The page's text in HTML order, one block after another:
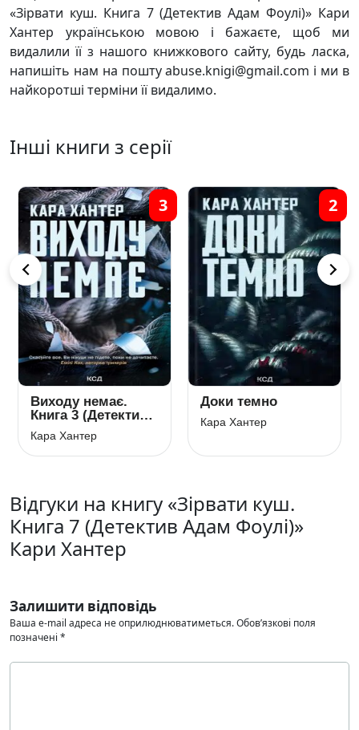
«Зірвати куш. Книга 7 (Детектив Адам Фоулі)» Кари
Хантер українською мовою і бажаєте, щоб ми
видалили її з нашого книжкового сайту, будь ласка,
напишіть нам на пошту abuse.knigi@gmail.com і ми в
найкоротші терміни її видалимо.
Інші книги з серії
Виходу немає.
Книга 3 (Детектив
Адам Фоулі)
Кара Хантер
3
Доки темно
Кара Хантер
2
Відгуки на книгу «Зірвати куш.
Книга 7 (Детектив Адам Фоулі)»
Кари Хантер
Залишити відповідь
Ваша e-mail адреса не оприлюднюватиметься.Обов’язкові поля
позначені *